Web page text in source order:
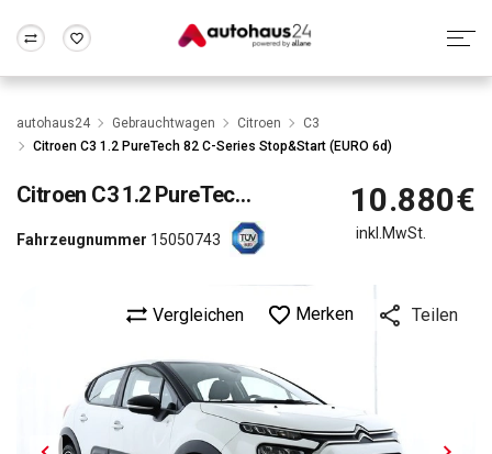
Zum Antrag
Wir bewerten dein Auto
Alle Fragen & Antworten
Rund um die Inzahlungnahme
Frankfurt Wuppertal
autohaus24 Gebrauchtwagen Citroen
C3
Citroen C3 1.2 PureTech 82 C-Series Stop&Start (EURO 6d)
Citroen C3 1.2 PureTech 82 C-Series Stop&Start (EURO 6d)
Fahrzeugnummer 15050743
Vergleichen Merken Teilen
10.880€
inkl.MwSt.